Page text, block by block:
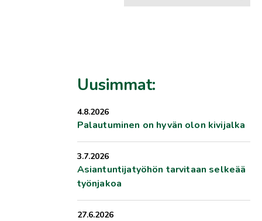
Uusimmat:
4.8.2026
Palautuminen on hyvän olon kivijalka
3.7.2026
Asiantuntijatyöhön tarvitaan selkeää
työnjakoa
27.6.2026